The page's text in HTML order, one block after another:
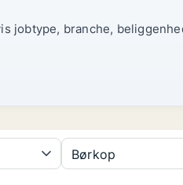
jobtype, branche,
Børkop